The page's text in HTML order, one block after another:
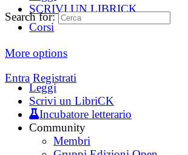
SCRIVI UN LIBRICK
Corsi
More options
Entra Registrati
Search for:
Leggi
Scrivi un LibriCK
Incubatore letterario
Community
Membri